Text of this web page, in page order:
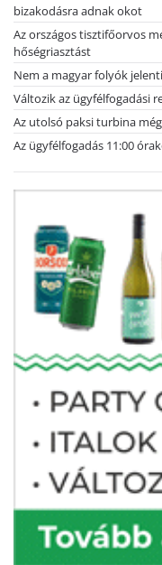
bizakodásra adnak okot
Az országos tisztifőorvos
hőségriasztást
Nem a magyar folyók
Változik az ügyfélfogadási
Az utolsó paksi turbina
Az ügyfélfogadás 11:00